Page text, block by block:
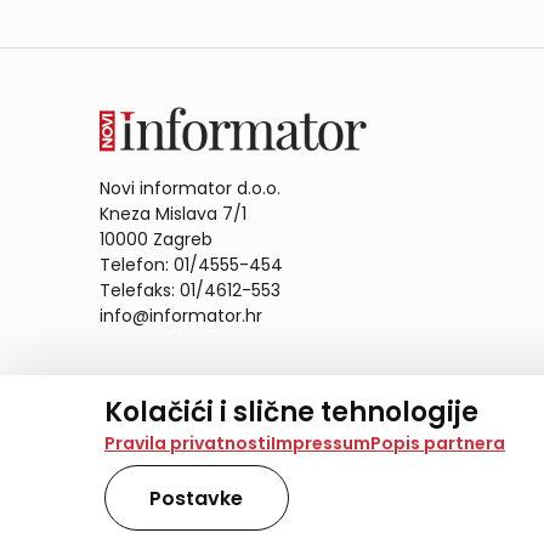
Kolačići i slične tehnologije
Na našoj web stranici koristimo kolačiće i slične
analiziramo promet na stranici te prikazujemo
također koriste ove tehnologije.
Odabirom opcije „Samo nužno“ prihvaćate samo
obradu svih kolačića potrebnih za analitiku i
Pravila privatnostiImpressumPopis partnera
Postavke
Novi informator d.o.o.
Kneza Mislava 7/1
10000 Zagreb
Telefon: 01/4555-454
Telefaks: 01/4612-553
info@informator.hr